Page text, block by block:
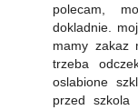
polecam,
dokladnie.
mamy zakaz
trzeba
oslabione
przed